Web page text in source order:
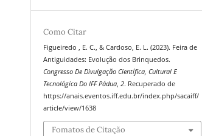
Como Citar
Figueiredo , E. C., & Cardoso, E. L. (2023). Feira de
Antiguidades: Evolução dos Brinquedos.
Congresso De Divulgação Científica, Cultural E
Tecnológica Do IFF Pádua,2. Recuperado de
https://anais.eventos.iff.edu.br/index.php/sacaiff/
article/view/1638
Fomatos de Citação